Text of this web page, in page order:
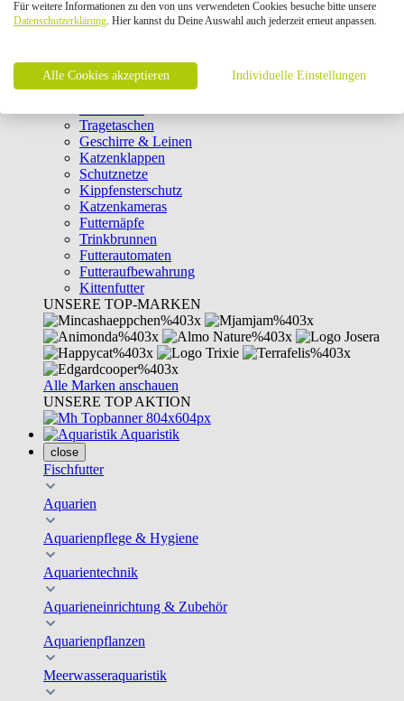
Intelligenzspielzeug
Laserpointer & Elektrospielzeug
Clicker & Target Sticks für Katzen
Weiteres Katzenspielzeug
Transportboxen
Tragetaschen
Geschirre & Leinen
Katzenklappen
Schutznetze
Kippfensterschutz
Katzenkameras
Futternäpfe
Trinkbrunnen
Futterautomaten
Futteraufbewahrung
Kittenfutter
UNSERE TOP-MARKEN
Alle Marken anschauen
UNSERE TOP AKTION
Aquaristik
close
Fischfutter
Aquarien
Aquarienpflege & Hygiene
Aquarientechnik
Aquarieneinrichtung & Zubehör
Aquarienpflanzen
Meerwasseraquaristik
Für weitere Informationen zu den von uns verwendeten Cookies besuche bitte unsere
Datenschutzerklärung. Hier kannst du Deine Auswahl auch jederzeit erneut anpassen.
Alle Cookies akzeptieren Individuelle Einstellungen